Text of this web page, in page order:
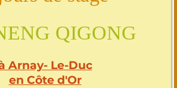
QIGONG
Arnay- Le-Duc
en Côte d'Or